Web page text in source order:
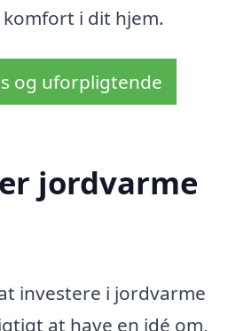
i dit hjem.
og uforpligtende
jordvarme
investere i jordvarme
at have en idé om,